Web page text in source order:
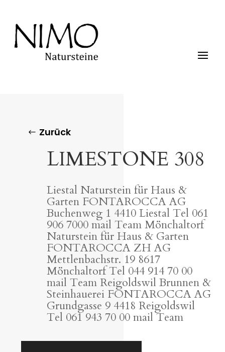
Zurück
LIMESTONE 308
Liestal Naturstein für Haus &
Garten FONTAROCCA AG
Buchenweg 1 4410 Liestal Tel 061
906 7000 mail Team Mönchaltorf
Naturstein für Haus & Garten
FONTAROCCA ZH AG
Mettlenbachstr. 19 8617
Mönchaltorf Tel 044 914 70 00
mail Team Reigoldswil Brunnen &
Steinhauerei FONTAROCCA AG
Grundgasse 9 4418 Reigoldswil
Tel 061 943 70 00 mail Team